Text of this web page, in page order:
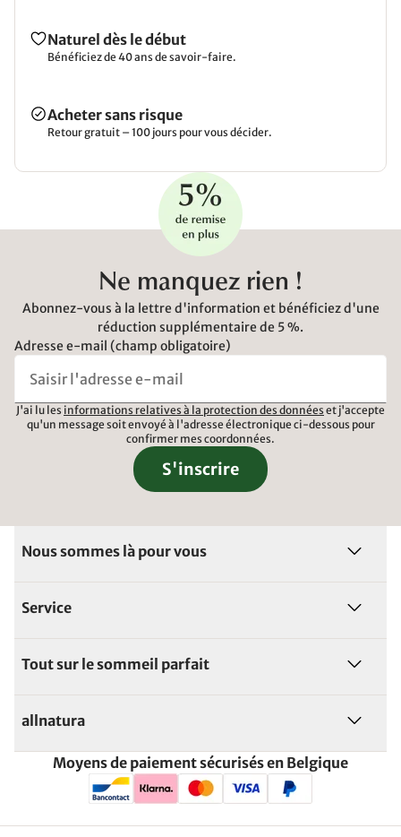
Naturel dès le début
Bénéficiez de 40 ans de savoir-faire.
Acheter sans risque
Retour gratuit – 100 jours pour vous décider.
Ne manquez rien !
Abonnez-vous à la lettre d'information et bénéficiez d'une
réduction supplémentaire de 5 %.
Adresse e-mail (champ obligatoire)
J'ai lu les informations relatives à la protection des données et j'accepte
qu'un message soit envoyé à l'adresse électronique ci-dessous pour
confirmer mes coordonnées.
S'inscrire
Nous sommes là pour vous
Service
Tout sur le sommeil parfait
allnatura
Moyens de paiement sécurisés en Belgique